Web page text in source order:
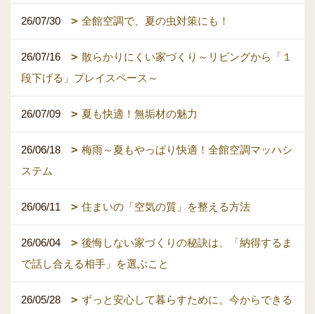
26/07/30 全館空調で、夏の虫対策にも！
26/07/16
散らかりにくい家づくり～リビングから「１
段下げる」プレイスペース～
26/07/09 夏も快適！無垢材の魅力
26/06/18
梅雨～夏もやっぱり快適！全館空調マッハシ
ステム
26/06/11 住まいの「空気の質」を整える方法
26/06/04
後悔しない家づくりの秘訣は、「納得するま
で話し合える相手」を選ぶこと
26/05/28
ずっと安心して暮らすために。今からできる